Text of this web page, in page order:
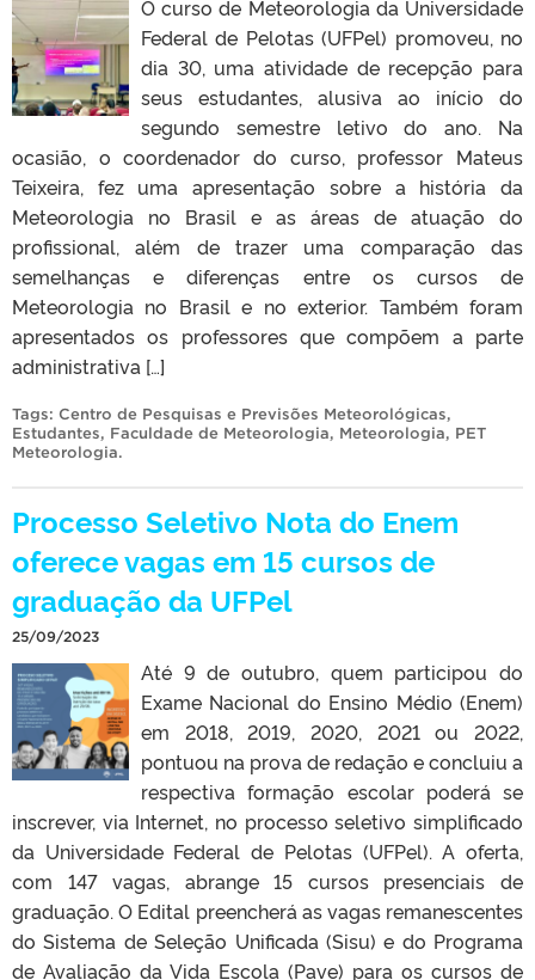
O curso de Meteorologia da Universidade
Federal de Pelotas (UFPel) promoveu, no
dia 30, uma atividade de recepção para
seus estudantes, alusiva ao início do
segundo semestre letivo do ano. Na
ocasião, o coordenador do curso, professor Mateus
Teixeira, fez uma apresentação sobre a história da
Meteorologia no Brasil e as áreas de atuação do
profissional, além de trazer uma comparação das
semelhanças e diferenças entre os cursos de
Meteorologia no Brasil e no exterior. Também foram
apresentados os professores que compõem a parte
administrativa […]
Tags: Centro de Pesquisas e Previsões Meteorológicas,
Estudantes, Faculdade de Meteorologia, Meteorologia, PET
Meteorologia.
Processo Seletivo Nota do Enem
oferece vagas em 15 cursos de
graduação da UFPel
25/09/2023
Até 9 de outubro, quem participou do
Exame Nacional do Ensino Médio (Enem)
em 2018, 2019, 2020, 2021 ou 2022,
pontuou na prova de redação e concluiu a
respectiva formação escolar poderá se
inscrever, via Internet, no processo seletivo simplificado
da Universidade Federal de Pelotas (UFPel). A oferta,
com 147 vagas, abrange 15 cursos presenciais de
graduação. O Edital preencherá as vagas remanescentes
do Sistema de Seleção Unificada (Sisu) e do Programa
de Avaliação da Vida Escola (Pave) para os cursos de